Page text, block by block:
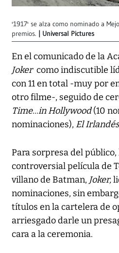
'1917' se alza como nominado a
premios.
Universal Pictures
En el comunicado de la
Joker como indiscutible
con 11 en total -muy por
otro filme-, seguido de
Time...in Hollywood(10
nominaciones), El
Para sorpresa del
controversial película de
villano de Batman, Joker,
nominaciones, sin
títulos en la cartelera de
arriesgado darle un
cara a la ceremonia.